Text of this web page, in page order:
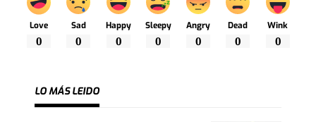
Love
0
Sad
0
Happy
0
Sleepy
0
Angry
0
Dead
0
Wink
0
LO MÁS LEIDO